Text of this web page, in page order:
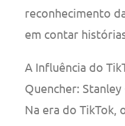
reconhecimento
em contar
A Influência do
Quencher:
Na era do TikTok,